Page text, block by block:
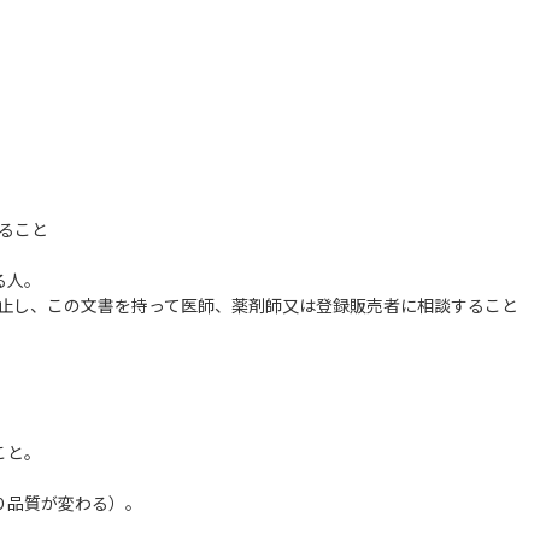
こと
。
、この文書を持って医師、薬剤師又は登録販売者に相談すること
。
質が変わる）。